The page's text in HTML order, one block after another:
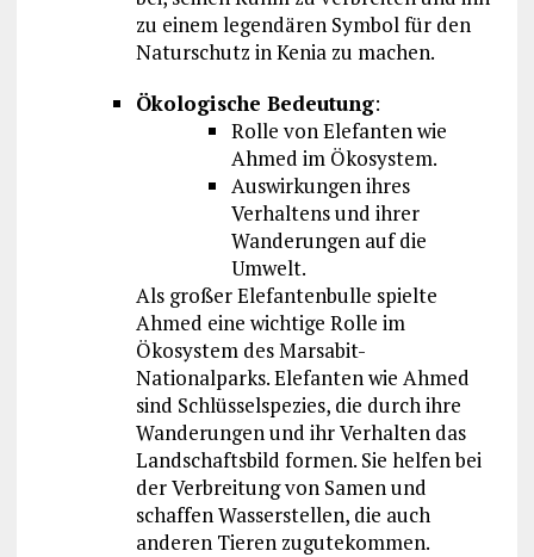
zu einem legendären Symbol für den
Naturschutz in Kenia zu machen.
Ökologische Bedeutung:
Rolle von Elefanten wie
Ahmed im Ökosystem.
Auswirkungen ihres
Verhaltens und ihrer
Wanderungen auf die
Umwelt.
Als großer Elefantenbulle spielte
Ahmed eine wichtige Rolle im
Ökosystem des Marsabit-
Nationalparks. Elefanten wie Ahmed
sind Schlüsselspezies, die durch ihre
Wanderungen und ihr Verhalten das
Landschaftsbild formen. Sie helfen bei
der Verbreitung von Samen und
schaffen Wasserstellen, die auch
anderen Tieren zugutekommen.